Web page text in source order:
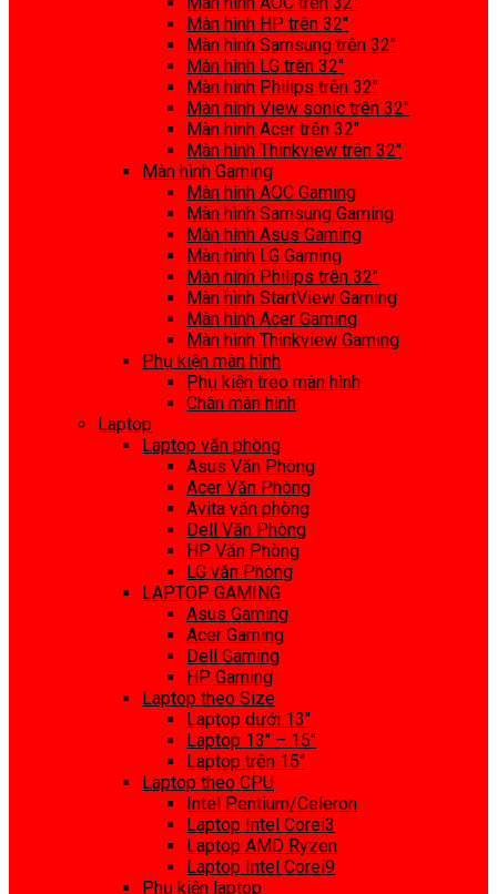
Màn hình HP trên 32″
Màn hình Samsung trên 32″
Màn hình LG trên 32″
Màn hình Philips trên 32″
Màn hình View sonic trên 32″
Màn hình Acer trên 32″
Màn hình Thinkview trên 32″
Màn hình Gaming
Màn hình AOC Gaming
Màn hình Samsung Gaming
Màn hình Asus Gaming
Màn hình LG Gaming
Màn hình Philips trên 32″
Màn hình StartView Gaming
Màn hình Acer Gaming
Màn hình Thinkview Gaming
Phụ kiện màn hình
Phụ kiện treo màn hình
Chân màn hình
Laptop
Laptop văn phòng
Asus Văn Phòng
Acer Văn Phòng
Avita văn phòng
Dell Văn Phòng
HP Văn Phòng
LG văn Phòng
LAPTOP GAMING
Asus Gaming
Acer Gaming
Dell Gaming
HP Gaming
Laptop theo Size
Laptop dưới 13″
Laptop 13″ – 15″
Laptop trên 15″
Laptop theo CPU
Intel Pentium/Celeron
Laptop Intel Corei3
Laptop AMD Ryzen
Laptop Intel Corei9
Phụ kiện laptop